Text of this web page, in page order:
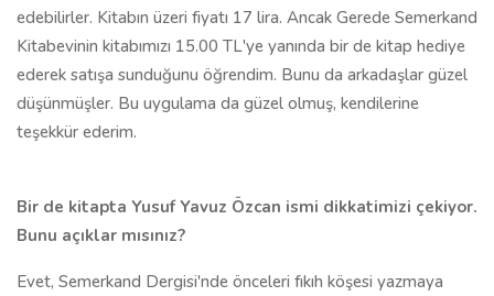
edebilirler. Kitabın üzeri fiyatı 17 lira. Ancak Gerede Semerkand
Kitabevinin kitabımızı 15.00 TL'ye yanında bir de kitap hediye
ederek satışa sunduğunu öğrendim. Bunu da arkadaşlar güzel
düşünmüşler. Bu uygulama da güzel olmuş, kendilerine
teşekkür ederim.
Bir de kitapta Yusuf Yavuz Özcan ismi dikkatimizi çekiyor.
Bunu açıklar mısınız?
Evet, Semerkand Dergisi'nde önceleri fıkıh köşesi yazmaya